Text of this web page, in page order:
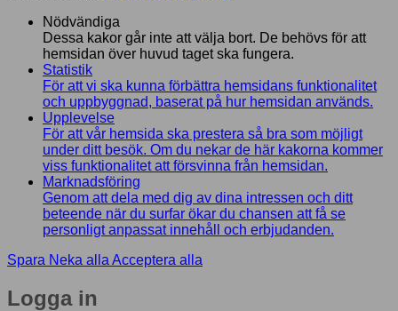
Nödvändiga
Dessa kakor går inte att välja bort. De behövs för att
hemsidan över huvud taget ska fungera.
Statistik
För att vi ska kunna förbättra hemsidans funktionalitet
och uppbyggnad, baserat på hur hemsidan används.
Upplevelse
För att vår hemsida ska prestera så bra som möjligt
under ditt besök. Om du nekar de här kakorna kommer
viss funktionalitet att försvinna från hemsidan.
Marknadsföring
Genom att dela med dig av dina intressen och ditt
beteende när du surfar ökar du chansen att få se
personligt anpassat innehåll och erbjudanden.
Spara Neka alla Acceptera alla
Logga in